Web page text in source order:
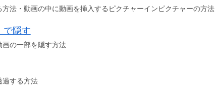
法・動画の中に動画を挿入するピクチャーインピクチャーの方法
で隠す
の一部を隠す方法
過する方法